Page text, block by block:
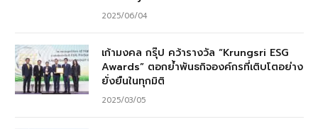
2025/06/04
เก้ามงคล กรุ๊ป คว้ารางวัล “Krungsri ESG
Awards” ตอกย้ำพันธกิจองค์กรที่เติบโตอย่าง
ยั่งยืนในทุกมิติ
2025/03/05